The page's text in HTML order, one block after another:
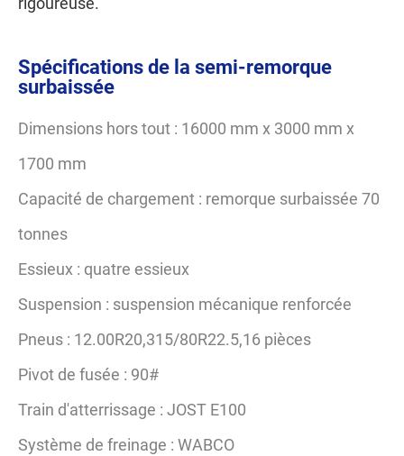
Spécifications de la semi-remorque
surbaissée
Dimensions hors tout : 16000 mm x 3000 mm x
1700 mm
Capacité de chargement : remorque surbaissée 70
tonnes
Essieux : quatre essieux
Suspension : suspension mécanique renforcée
Pneus : 12.00R20,315/80R22.5,16 pièces
Pivot de fusée : 90#
Train d'atterrissage : JOST E100
Système de freinage : WABCO